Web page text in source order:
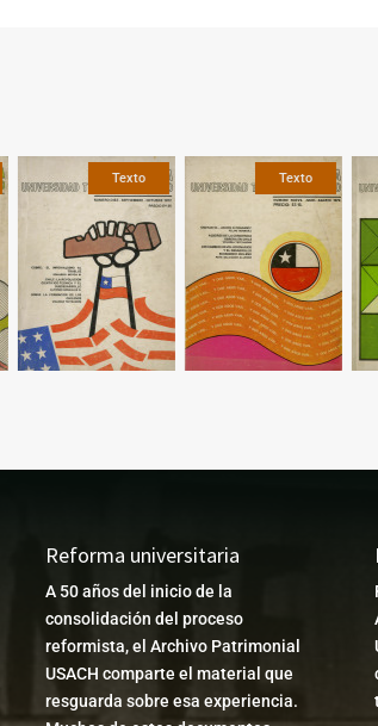
Texto Texto
Reforma universitaria
A 50 años del inicio de la
consolidación del proceso
reformista, el Archivo Patrimonial
USACH comparte el material que
resguarda sobre esa experiencia.